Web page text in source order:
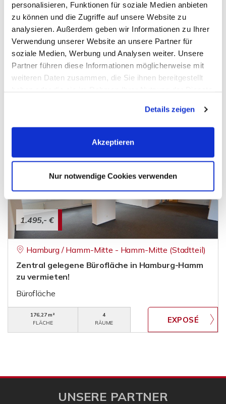
personalisieren, Funktionen für soziale Medien anbieten
zu können und die Zugriffe auf unsere Website zu
analysieren. Außerdem geben wir Informationen zu Ihrer
Verwendung unserer Website an unsere Partner für
soziale Medien, Werbung und Analysen weiter. Unsere
Partner führen diese Informationen möglicherweise mit
weiteren Daten zusammen, die Sie ihnen bereitgestellt
Cookies, wenn Sie unsere Webseite weiterhin nutzen.
Details zeigen
Akzeptieren
Nur notwendige Cookies verwenden
750,- €
Hamburg - Langenhorn (Stadtteil)
Individuelle Laden-/ Bürofläche in Langenhorn zu
vermieten
FLÄCHE
RÄUME
1.495,- €
Hamburg / Hamm-Mitte - Hamm-Mitte (Stadtteil)
Zentral gelegene Bürofläche in Hamburg-Hamm
zu vermieten!
Bürofläche
176,27 m²
FLÄCHE
4
RÄUME
UNSERE PARTNER